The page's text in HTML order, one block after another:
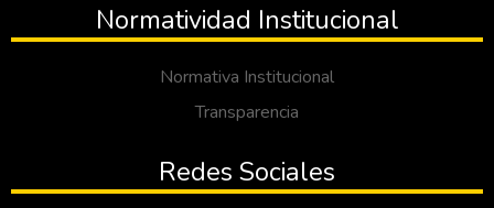
Normatividad Institucional
Normativa Institucional
Transparencia
Redes Sociales